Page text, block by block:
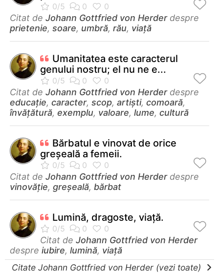
Citat de Johann Gottfried von Herderdespre
prietenie, soare, umbră, rău, viață
Umanitatea este caracterul
genului nostru; el nu ne e...
Citat de Johann Gottfried von Herderdespre
educație, caracter, scop, artiști, comoară,
învățătură, exemplu, valoare, lume, cultură
Bărbatul e vinovat de orice
greşeală a femeii.
Citat de Johann Gottfried von Herderdespre
vinovăție, greșeală, bărbat
Lumină, dragoste, viaţă.
Citat de Johann Gottfried von Herder
despre iubire, lumină, viață
Citate Johann Gottfried von Herder (vezi toate)